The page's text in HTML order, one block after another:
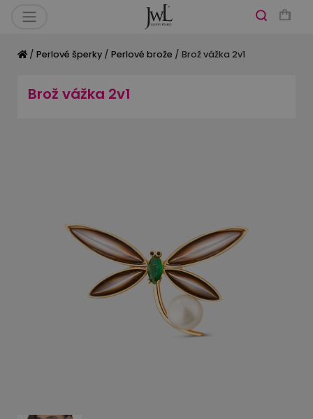
/ Perlové šperky / Perlové brože / Brož vážka 2v1
Brož vážka 2v1